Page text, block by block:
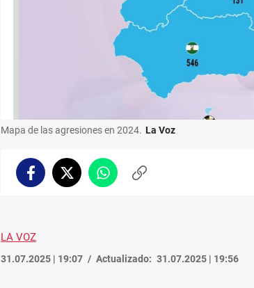
Mapa de las agresiones en 2024. La Voz
FacebookTwitterWhatsappCopiar
LA VOZ
31.07.2025 | 19:07 Actualizado: 31.07.2025 | 19:56